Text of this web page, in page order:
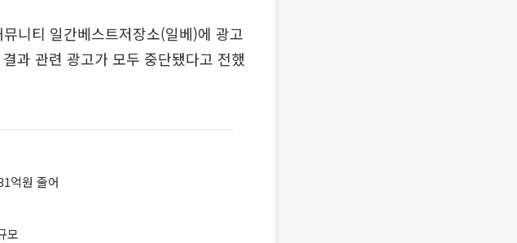
니티 일간베스트저장소(일베)에 광고
과 관련 광고가 모두 중단됐다고 전했
억원 줄어
모